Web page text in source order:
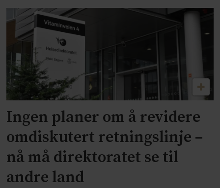
Ingen planer om å revidere
omdiskutert retningslinje –
nå må direktoratet se til
andre land